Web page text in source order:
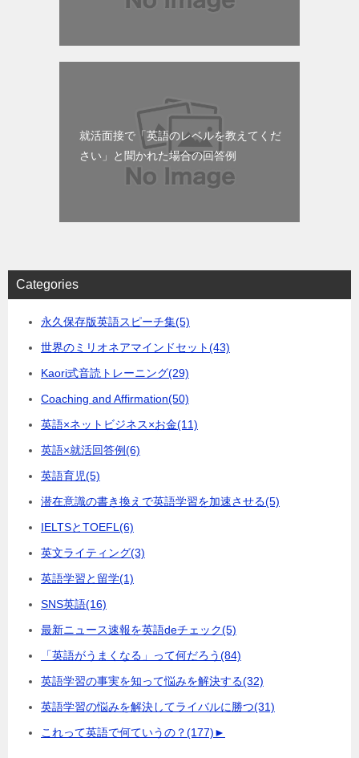
就活面接で「英語のレベルを教えてくだ
さい」と聞かれた場合の回答例
Categories
永久保存版英語スピーチ集(5)
世界のミリオネアマインドセット(43)
Kaori式音読トレーニング(29)
Coaching and Affirmation(50)
英語×ネットビジネス×お金(11)
英語×就活回答例(6)
英語育児(5)
潜在意識の書き換えで英語学習を加速させる(5)
IELTSとTOEFL(6)
英文ライティング(3)
英語学習と留学(1)
SNS英語(16)
最新ニュース速報を英語deチェック(5)
「英語がうまくなる」って何だろう(84)
英語学習の事実を知って悩みを解決する(32)
英語学習の悩みを解決してライバルに勝つ(31)
これって英語で何ていうの？(177)►